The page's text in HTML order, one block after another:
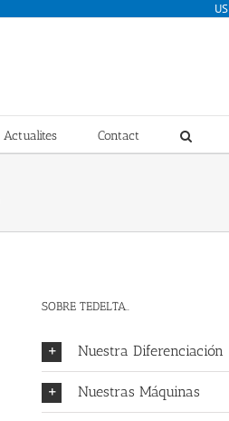
US
Actualites Contact
SOBRE TEDELTA..
Nuestra Diferenciación
Nuestras Máquinas